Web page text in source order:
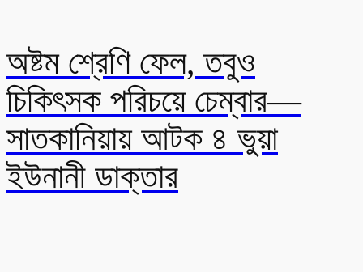
অষ্টম শ্রেণি ফেল, তবুও
চিকিৎসক পরিচয়ে চেম্বার—
সাতকানিয়ায় আটক ৪ ভুয়া
ইউনানী ডাক্তার